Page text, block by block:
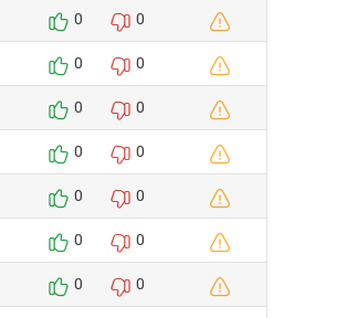
0 0
0 0
0 0
0 0
0 0
0 0
0 0